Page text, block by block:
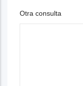
Otra consulta